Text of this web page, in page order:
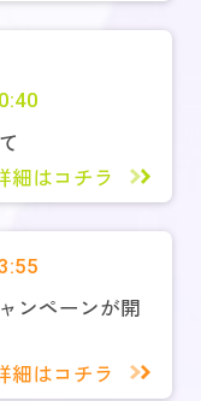
細はコチラ
ンペーンが開
細はコチラ